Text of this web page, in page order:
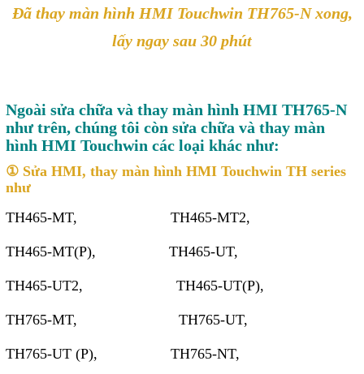
Đã thay màn hình HMI Touchwin TH765-N xong,
lấy ngay sau 30 phút
Ngoài sửa chữa và thay màn hình HMI TH765-N
như trên, chúng tôi còn sửa chữa và thay màn
hình HMI Touchwin các loại khác như:
① Sửa HMI, thay màn hình HMI Touchwin TH series
như
TH465-MT, TH465-MT2,
TH465-MT(P), TH465-UT,
TH465-UT2, TH465-UT(P),
TH765-MT, TH765-UT,
TH765-UT (P), TH765-NT,